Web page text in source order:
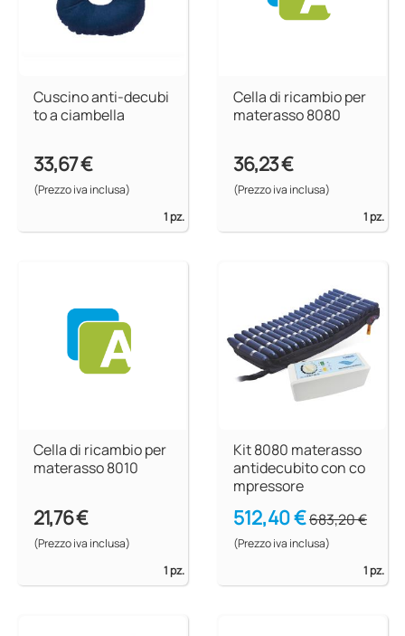
Cuscino anti-decubi
to a ciambella
33,67 €
(Prezzo iva inclusa)
1 pz.
Cella di ricambio per
materasso 8080
36,23 €
(Prezzo iva inclusa)
1 pz.
Cella di ricambio per
materasso 8010
21,76 €
(Prezzo iva inclusa)
1 pz.
Kit 8080 materasso
antidecubito con co
mpressore
512,40 €683,20 €
(Prezzo iva inclusa)
1 pz.